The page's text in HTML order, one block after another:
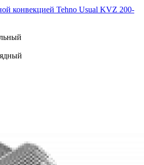
конвекцией Tehno Usual KVZ 200-